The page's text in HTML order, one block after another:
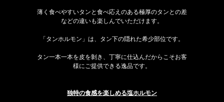
薄く食べやすいタンと食べ応えのある極厚のタンとの差
などの違いも楽しんでいただけます。
「タンホルモン」は、タン下の隠れた希少部位です。
タン一本一本を皮を剝き、丁寧に仕込んだからこそお客
様にご提供できる逸品です。
独特の食感を楽しめる塩ホルモン